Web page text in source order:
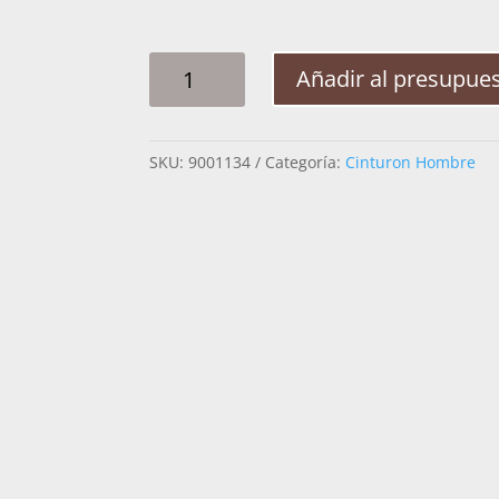
HOMBRE
CANTIDAD
Añadir al
SKU:9001134 Categoría: Cinturon Hombre